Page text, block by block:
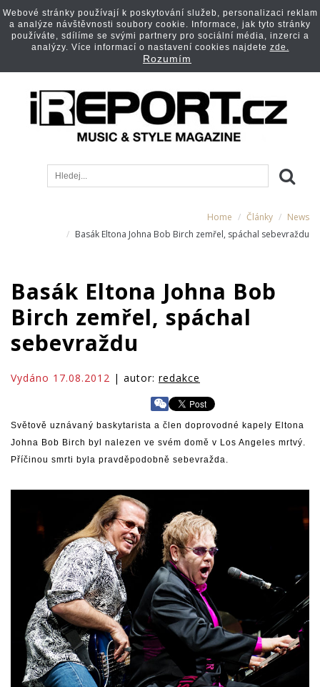
Home Články
News
Basák Eltona Johna Bob Birch zemřel, spáchal sebevraždu
Basák Eltona Johna Bob
Birch zemřel, spáchal
sebevraždu
Vydáno 17.08.2012 | autor: redakce
Světově uznávaný baskytarista a člen doprovodné kapely Eltona
Johna Bob Birch byl nalezen ve svém domě v Los Angeles mrtvý.
Příčinou smrti byla pravděpodobně sebevražda.
Webové stránky používají k poskytování služeb, personalizaci reklam
a analýze návštěvnosti soubory cookie. Informace, jak tyto stránky
používáte, sdílíme se svými partnery pro sociální média, inzerci a
analýzy. Více informací o nastavení cookies najdete zde.
Rozumím